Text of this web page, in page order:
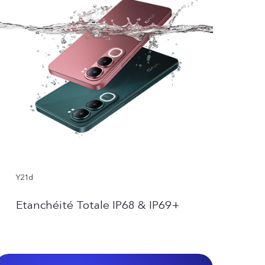
Y21d
Etanchéité Totale IP68 & IP69+